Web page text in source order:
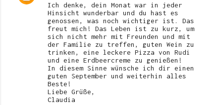
Ich denke, dein Monat war in jeder
Hinsicht wunderbar und du hast es
genossen, was noch wichtiger ist. Das
freut mich! Das Leben ist zu kurz, um
sich nicht mehr mit Freunden und mit
der Familie zu treffen, guten Wein zu
trinken, eine leckere Pizza von Rudi
und eine Erdbeercreme zu genießen!
In diesem Sinne wünsche ich dir einen
guten September und weiterhin alles
Beste!
Liebe Grüße,
Claudia